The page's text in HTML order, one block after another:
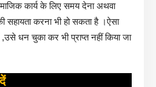
कार्य के लिए समय देना अथवा
करना भी हो सकता है ।ऐसा
धन चुका कर भी प्राप्त नहीं किया जा